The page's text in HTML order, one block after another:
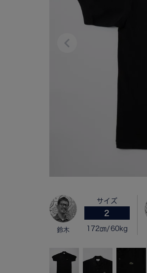
鈴木
サイズ
2
172㎝/60kg